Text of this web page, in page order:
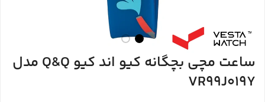
ساعت مچی بچگانه کیو اند کیو Q&Q مدل
VR99J019Y